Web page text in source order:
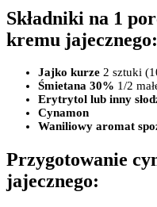
Składniki na 1
kremu jajecznego:
Jajko kurze 2 sztuki
Śmietana 30% 1/2
Erytrytol lub inny
Cynamon
Waniliowy aromat
Przygotowanie
jajecznego: